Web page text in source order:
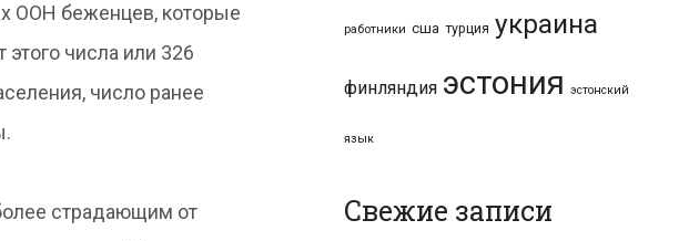
ООН беженцев, которые
числа или 326
число ранее
страдающим от
работники сша турция украина
финляндия эстония эстонский
язык
Свежие записи